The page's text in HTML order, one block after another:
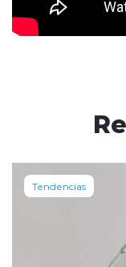
Tendencias